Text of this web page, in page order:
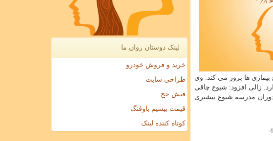
ها بروز می كند. وی
در معرض چاقی قرار دارد. زالی افزود: شیوع چاقی
ها پس از دوران مدرسه شیوع بیشتری
لینک دوستان روان ما
خرید و فروش خودرو
طراحی سایت
فیش حج
قیمت بیسیم باوفنگ
کوتاه کننده لینک